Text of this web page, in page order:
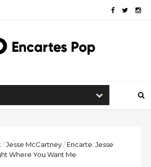
/Jesse McCartney/ Encarte: Jesse
Where You Want Me